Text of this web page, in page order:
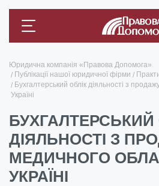
Юридична компанія «Правова Допомога»
Публікації нашої юридичної фірми
Бухгалтерський облік діяльності з
Україні
БУХГАЛТЕРСЬКИЙ
ДІЯЛЬНОСТІ З
МЕДИЧНОГО
УКРАЇНІ